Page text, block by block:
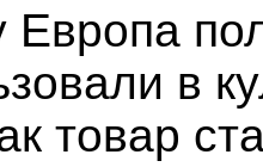
Европа
в
товар